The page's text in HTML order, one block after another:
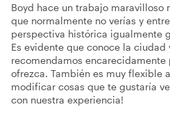
Boyd hace un trabajo maravilloso
que normalmente no verías y
perspectiva histórica igualmente
Es evidente que conoce la ciudad
recomendamos
ofrezca. También es muy flexible
modificar cosas que te gustaría
con nuestra experiencia!